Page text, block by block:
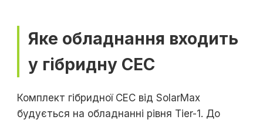
Яке обладнання входить
у гібридну СЕС
Комплект гібридної СЕС від SolarMax
будується на обладнанні рівня Tier-1. До